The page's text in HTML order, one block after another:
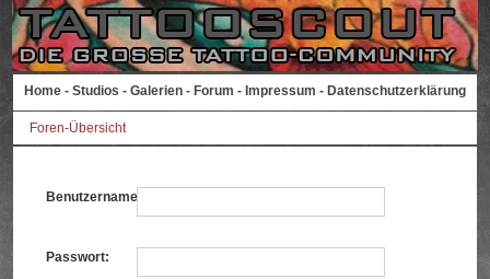
Home - Studios - Galerien - Forum - Impressum - Datenschutzerklärung
Foren-Übersicht
Benutzername:
Passwort: